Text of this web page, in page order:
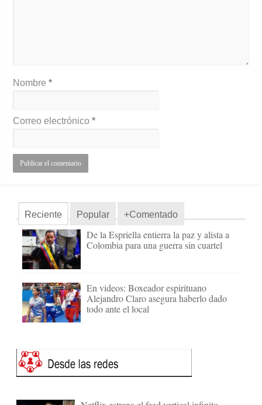
Nombre*
Correo electrónico*
Reciente Popular +Comentado
De la Espriella entierra la paz y alista a
Colombia para una guerra sin cuartel
En videos: Boxeador espirituano
Alejandro Claro asegura haberlo dado
todo ante el local